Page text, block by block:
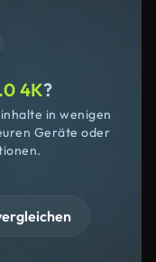
4K?
in wenigen
Geräte oder